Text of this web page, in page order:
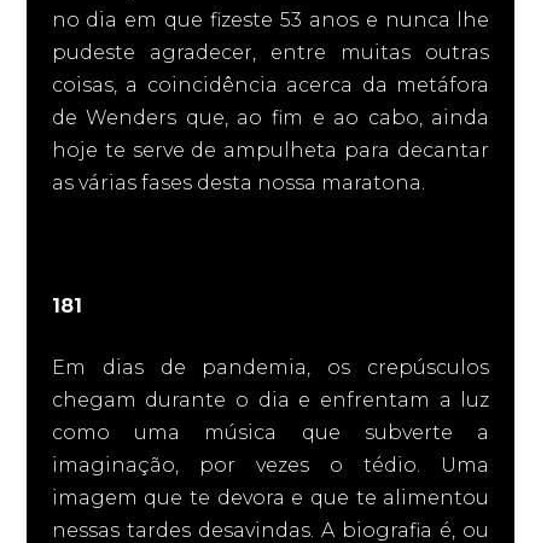
no dia em que fizeste 53 anos e nunca lhe
pudeste agradecer, entre muitas outras
coisas, a coincidência acerca da metáfora
de Wenders que, ao fim e ao cabo, ainda
hoje te serve de ampulheta para decantar
as várias fases desta nossa maratona.
181
Em dias de pandemia, os crepúsculos
chegam durante o dia e enfrentam a luz
como uma música que subverte a
imaginação, por vezes o tédio. Uma
imagem que te devora e que te alimentou
nessas tardes desavindas. A biografia é, ou